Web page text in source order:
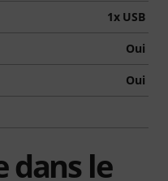
1x USB
Oui
Oui
dans le